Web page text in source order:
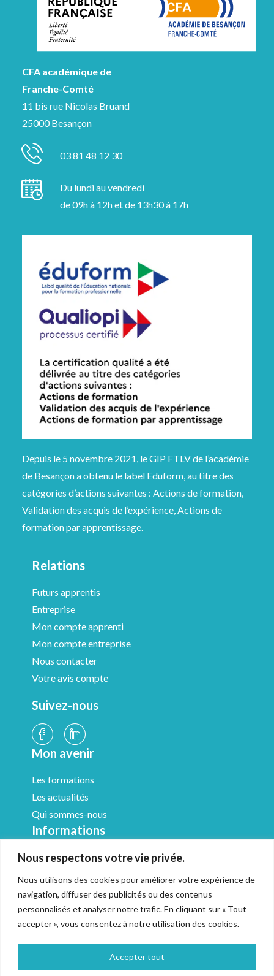
Nous respectons votre vie privée.
Nous utilisons des cookies pour améliorer votre expérience de
navigation, diffuser des publicités ou des contenus
personnalisés et analyser notre trafic. En cliquant sur « Tout
accepter », vous consentez à notre utilisation des cookies.
Accepter tout
CFA académique de
Franche-Comté
11 bis rue Nicolas Bruand
25000 Besançon
03 81 48 12 30
Du lundi au vendredi
de 09h à 12h et de 13h30 à 17h
Depuis le 5 novembre 2021, le GIP FTLV de l’académie
de Besançon a obtenu le label Eduform, au titre des
catégories d’actions suivantes : Actions de formation,
Validation des acquis de l’expérience, Actions de
formation par apprentissage.
Relations
Futurs apprentis
Entreprise
Mon compte apprenti
Mon compte entreprise
Nous contacter
Votre avis compte
Suivez-nous
Mon avenir
Les formations
Les actualités
Qui sommes-nous
Informations
Médiathèque
Mentions légales
CGV & Médiation
Politique de confidentialité
Accessibilité
Gestion des cookies